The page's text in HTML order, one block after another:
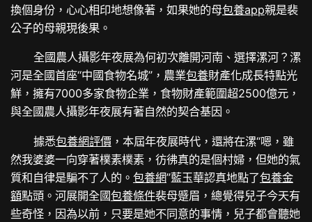
換個身份，心心相印地想像著，如果她的母包養app親是裴
公子的母親現後果。
全國農人攝影年夜展為何初次離開河南、選擇漯河？漯
河是全國首座“中國食物名城”，農業包養財產化成長特點光
鮮，擁有7000多家食物企業，食物財產範圍超2500億元，
與全國農人攝影年夜展有著自然的契合基因。
據悉包養網評價，本屆年夜展時代，還將在漯“嗯，雖
然我婆婆一向穿著樸素樸素，彷彿真的是個村婦，但她的氣
質和自律是騙不了人的。包養網”藍玉華認真地點了包養金
額點頭。河展開全國包養條件裴母蹙眉，總覺得兒子今天有
些奇怪，因為以前，只要是她不同意的事情，兒子都會聽她